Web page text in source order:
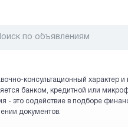
консультационный характер и
банком, кредитной или
- это содействие в подборе
документов.